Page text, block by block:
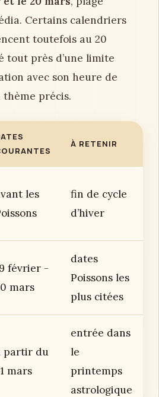
Certains calendriers
toutefois au 20
tout près d’une limite
avec son heure de
précis.
À RETENIR
les
fin de cycle
d’hiver
février -
mars
dates
Poissons les
plus citées
partir du
mars
entrée dans
le
printemps
astrologique